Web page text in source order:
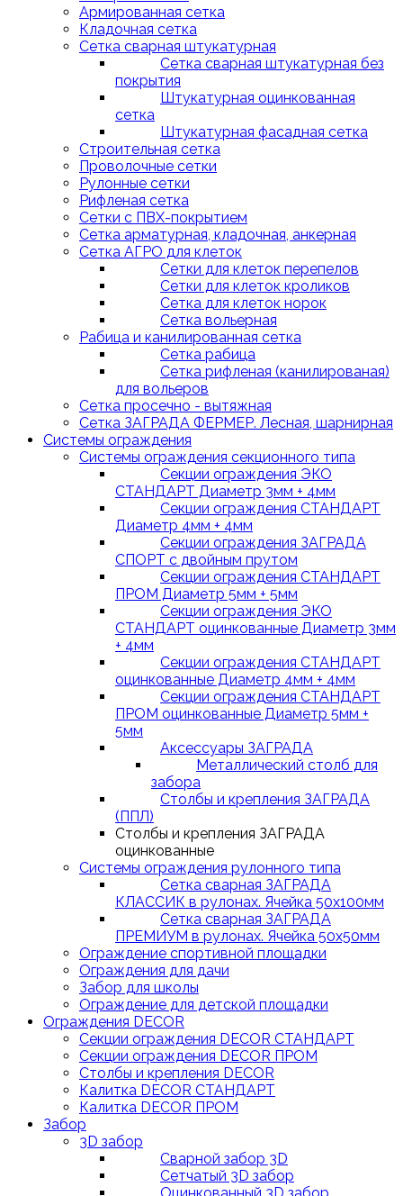
Армированная сетка
Кладочная сетка
Сетка сварная штукатурная
Сетка сварная штукатурная без
покрытия
Штукатурная оцинкованная
сетка
Штукатурная фасадная сетка
Строительная сетка
Проволочные сетки
Рулонные сетки
Рифленая сетка
Сетки с ПВХ-покрытием
Сетка арматурная, кладочная, анкерная
Сетка АГРО для клеток
Сетки для клеток перепелов
Сетки для клеток кроликов
Сетка для клеток норок
Сетка вольерная
Рабица и канилированная сетка
Сетка рабица
Сетка рифленая (канилированая)
для вольеров
Сетка просечно - вытяжная
Сетка ЗАГРАДА ФЕРМЕР. Лесная, шарнирная
Системы ограждения
Системы ограждения секционного типа
Секции ограждения ЭКО
СТАНДАРТ Диаметр 3мм + 4мм
Секции ограждения СТАНДАРТ
Диаметр 4мм + 4мм
Секции ограждения ЗАГРАДА
СПОРТ с двойным прутом
Секции ограждения СТАНДАРТ
ПРОМ Диаметр 5мм + 5мм
Секции ограждения ЭКО
СТАНДАРТ оцинкованные Диаметр 3мм
+ 4мм
Секции ограждения СТАНДАРТ
оцинкованные Диаметр 4мм + 4мм
Секции ограждения СТАНДАРТ
ПРОМ оцинкованные Диаметр 5мм +
5мм
Аксессуары ЗАГРАДА
Металлический столб для
забора
Столбы и крепления ЗАГРАДА
(ППЛ)
Столбы и крепления ЗАГРАДА
оцинкованные
Системы ограждения рулонного типа
Сетка сварная ЗАГРАДА
КЛАССИК в рулонах. Ячейка 50х100мм
Сетка сварная ЗАГРАДА
ПРЕМИУМ в рулонах. Ячейка 50х50мм
Ограждение спортивной площадки
Ограждения для дачи
Забор для школы
Ограждение для детской площадки
Ограждения DECOR
Секции ограждения DECOR СТАНДАРТ
Секции ограждения DECOR ПРОМ
Столбы и крепления DECOR
Калитка DECOR СТАНДАРТ
Калитка DECOR ПРОМ
Забор
3D забор
Сварной забор 3D
Сетчатый 3D забор